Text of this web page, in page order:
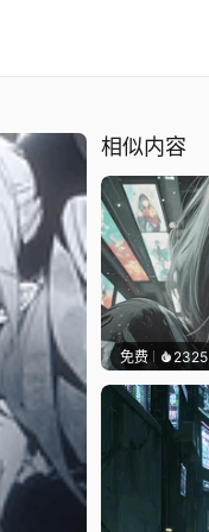
相似内容
免费 2325